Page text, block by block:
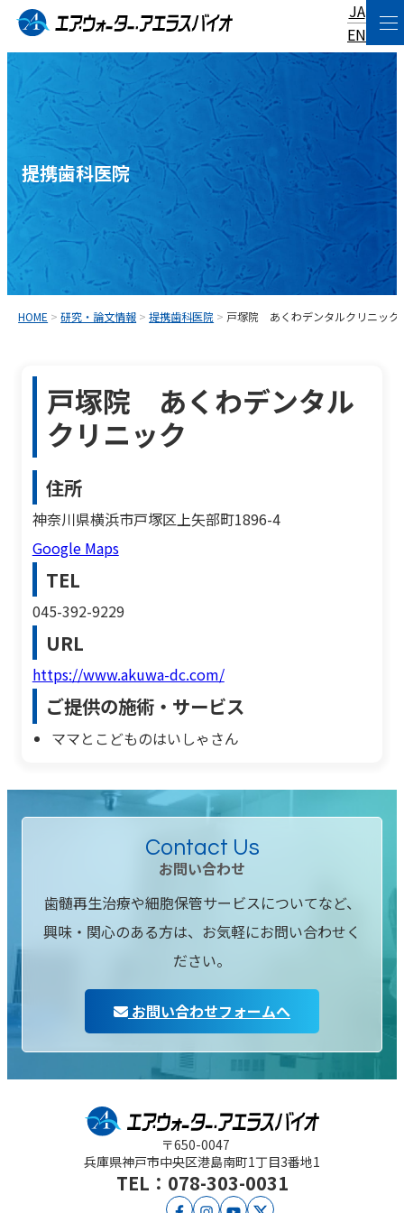
コ
ン
テ
ン
へ
ス
キ
ッ
プ
EN
JA
提携歯科医院
HOME >研究・論文情報 >提携歯科医院 > 戸塚院 あくわデンタルクリニック
戸塚院 あくわデンタル
クリニック
住所
神奈川県横浜市戸塚区上矢部町1896-4
Google Maps
TEL
045-392-9229
URL
https://www.akuwa-dc.com/
ご提供の施術・サービス
ママとこどものはいしゃさん
Contact Us
お問い合わせ
歯髄再生治療や細胞保管サービスについてなど、
興味・関心のある方は、お気軽にお問い合わせく
ださい。
お問い合わせフォームへ
〒650-0047
兵庫県神戸市中央区港島南町1丁目3番地1
TEL：078-303-0031